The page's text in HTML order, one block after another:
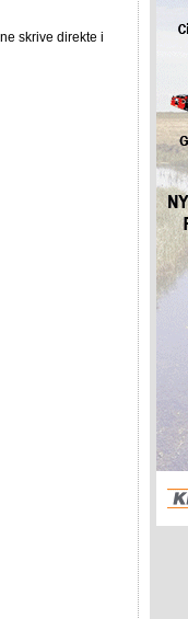
skrive direkte i